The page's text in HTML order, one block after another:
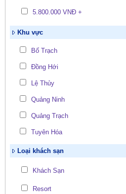
5.800.000 VNĐ +
Khu vực
Bố Trạch
Đồng Hới
Lệ Thủy
Quảng Ninh
Quảng Trạch
Tuyên Hóa
Loại khách sạn
Khách Sạn
Resort